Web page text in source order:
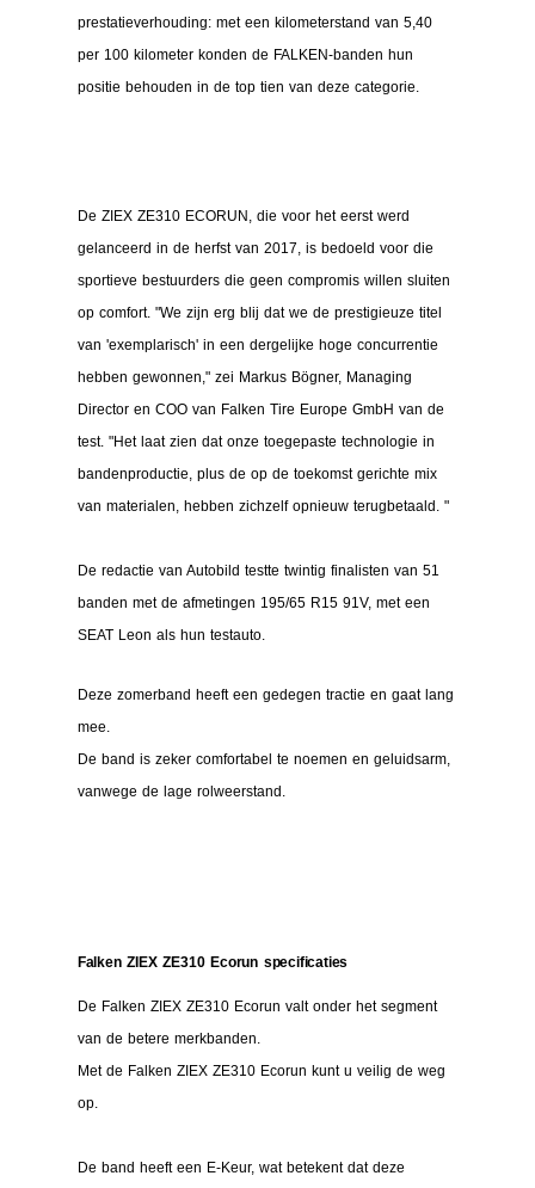
prestatieverhouding: met een kilometerstand van 5,40
per 100 kilometer konden de FALKEN-banden hun
positie behouden in de top tien van deze categorie.
De ZIEX ZE310 ECORUN, die voor het eerst werd
gelanceerd in de herfst van 2017, is bedoeld voor die
sportieve bestuurders die geen compromis willen sluiten
op comfort. "We zijn erg blij dat we de prestigieuze titel
van 'exemplarisch' in een dergelijke hoge concurrentie
hebben gewonnen," zei Markus Bögner, Managing
Director en COO van Falken Tire Europe GmbH van de
test. "Het laat zien dat onze toegepaste technologie in
bandenproductie, plus de op de toekomst gerichte mix
van materialen, hebben zichzelf opnieuw terugbetaald. "
De redactie van Autobild testte twintig finalisten van 51
banden met de afmetingen 195/65 R15 91V, met een
SEAT Leon als hun testauto.
Deze zomerband heeft een gedegen tractie en gaat lang
mee.
De band is zeker comfortabel te noemen en geluidsarm,
vanwege de lage rolweerstand.
Falken ZIEX ZE310 Ecorun specificaties
De Falken ZIEX ZE310 Ecorun valt onder het segment
van de betere merkbanden.
Met de Falken ZIEX ZE310 Ecorun kunt u veilig de weg
op.
De band heeft een E-Keur, wat betekent dat deze